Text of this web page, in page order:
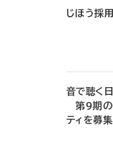
じほう採
音で聴く
第9期の
ティを募